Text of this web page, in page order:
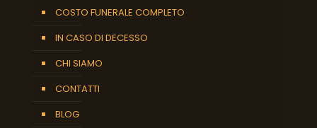
COSTO FUNERALE COMPLETO
IN CASO DI DECESSO
CHI SIAMO
CONTATTI
BLOG